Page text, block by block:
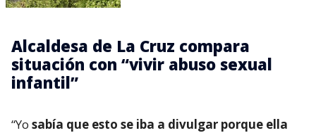
Alcaldesa de La Cruz compara
situación con “vivir abuso sexual
infantil”
“Yo sabía que esto se iba a divulgar porque ella